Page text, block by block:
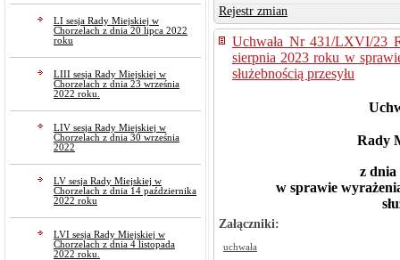
LI sesja Rady Miejskiej w
Chorzelach z dnia 20 lipca 2022
roku
LIII sesja Rady Miejskiej w
Chorzelach z dnia 23 września
2022 roku.
LIV sesja Rady Miejskiej w
Chorzelach z dnia 30 września
2022
LV sesja Rady Miejskiej w
Chorzelach z dnia 14 października
2022 roku
LVI sesja Rady Miejskiej w
Chorzelach z dnia 4 listopada
2022 roku.
Rejestr zmian
Uchwała Nr 431/LXVI/23
sierpnia 2023 roku w
służebnością przesyłu
Rady
z dnia
w sprawie
Załączniki:
uchwała